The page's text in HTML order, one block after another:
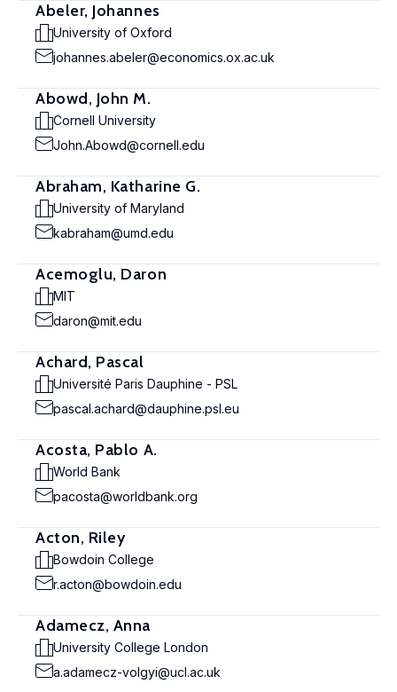
Abeler, Johannes
University of Oxford
johannes.abeler@economics.ox.ac.uk
Abowd, John M.
Cornell University
John.Abowd@cornell.edu
Abraham, Katharine G.
University of Maryland
kabraham@umd.edu
Acemoglu, Daron
MIT
daron@mit.edu
Achard, Pascal
Université Paris Dauphine - PSL
pascal.achard@dauphine.psl.eu
Acosta, Pablo A.
World Bank
pacosta@worldbank.org
Acton, Riley
Bowdoin College
r.acton@bowdoin.edu
Adamecz, Anna
University College London
a.adamecz-volgyi@ucl.ac.uk